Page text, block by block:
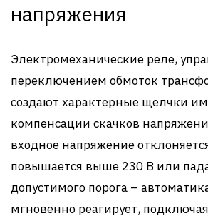
напряжения
Электромеханические реле,
переключением обмоток
создают характерные щелчки
компенсации скачков
входное напряжение
повышается выше 230 В или
допустимого порога –
мгновенно реагирует,